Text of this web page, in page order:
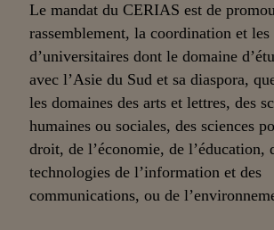
Le mandat du CERIAS est de
rassemblement, la coordination et les
d’universitaires dont le domaine
avec l’Asie du Sud et sa diaspora,
les domaines des arts et lettres, des
humaines ou sociales, des sciences
droit, de l’économie, de l’éducation,
technologies de l’information et des
communications, ou de